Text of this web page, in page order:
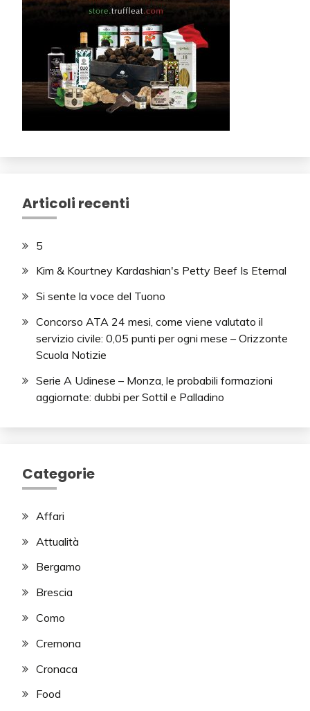
Articoli recenti
5
Kim & Kourtney Kardashian's Petty Beef Is Eternal
Si sente la voce del Tuono
Concorso ATA 24 mesi, come viene valutato il
servizio civile: 0,05 punti per ogni mese – Orizzonte
Scuola Notizie
Serie A Udinese – Monza, le probabili formazioni
aggiornate: dubbi per Sottil e Palladino
Categorie
Affari
Attualità
Bergamo
Brescia
Como
Cremona
Cronaca
Food